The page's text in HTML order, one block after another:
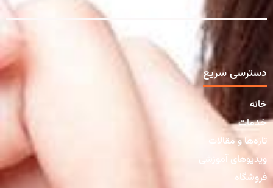
دسترسی سریع
خانه
خدمات
تازه‌ها و مقالات
ویدیوهای آموزشی
فروشگاه